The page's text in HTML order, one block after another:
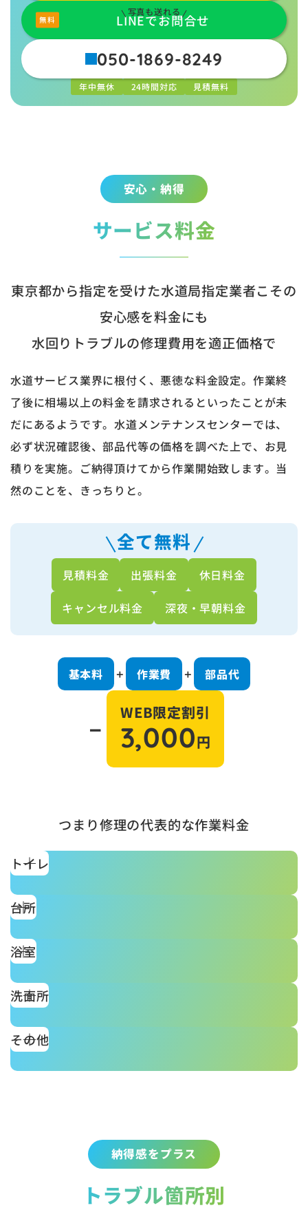
写真も送れる
LINEでお問合せ
050-1869-8249
年中無休 24時間対応 見積無料
安心・納得
サービス料金
東京都から指定を受けた水道局指定業者こその
安心感を料金にも
水回りトラブルの修理費用を適正価格で
水道サービス業界に根付く、悪徳な料金設定。作業終
了後に相場以上の料金を請求されるといったことが未
だにあるようです。水道メンテナンスセンターでは、
必ず状況確認後、部品代等の価格を調べた上で、お見
積りを実施。ご納得頂けてから作業開始致します。当
然のことを、きっちりと。
見積料金 出張料金
休日料金
キャンセル料金
深夜・早朝料金
全て無料
基本料 ＋ 作業費 ＋ 部品代
－
WEB限定割引
3,000円
つまり修理の代表的な作業料金
トイレ
台所
浴室
洗面所
その他
納得感をプラス
トラブル箇所別